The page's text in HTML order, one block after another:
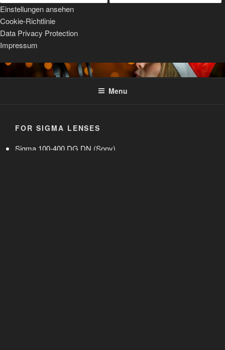
Einstellungen ansehen
Cookie-Richtlinie
Data Privacy Protection
Impressum
Skip
to
TRIPOD MOUNTS
For Sigma, Sony, and Tamron lenses
Menu
FOR SIGMA LENSES
Sigma 100-400 DG DN (Sony)